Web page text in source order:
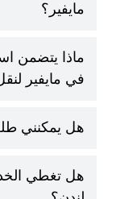
مايفير؟
ماذا يتضمن
في مايفير
هل يمكنني
هل تغطي